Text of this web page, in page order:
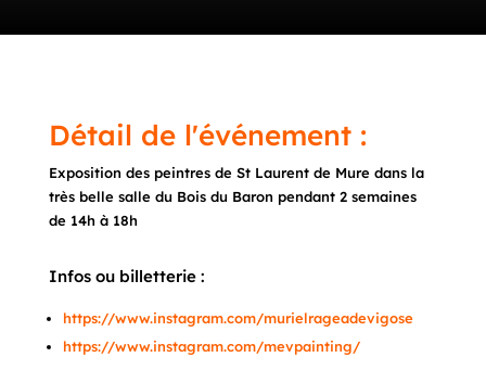
Détail de l'événement :
Exposition des peintres de St Laurent de Mure dans la
très belle salle du Bois du Baron pendant 2 semaines
de 14h à 18h
Infos ou billetterie :
https://www.instagram.com/murielrageadevigose
https://www.instagram.com/mevpainting/